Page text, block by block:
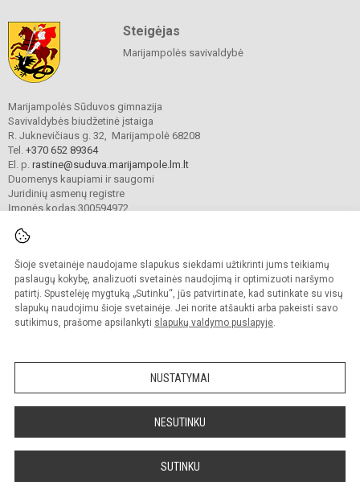
Šioje svetainėje naudojame slapukus siekdami užtikrinti jums teikiamų
paslaugų kokybę, analizuoti svetainės naudojimą ir optimizuoti naršymo
patirtį. Spustelėję mygtuką „Sutinku“, jūs patvirtinate, kad sutinkate su visų
slapukų naudojimu šioje svetainėje. Jei norite atšaukti arba pakeisti savo
sutikimus, prašome apsilankyti slapukų valdymo puslapyje.
NUSTATYMAI
NESUTINKU
SUTINKU
Steigėjas
Marijampolės savivaldybė
Marijampolės Sūduvos gimnazija
Savivaldybės biudžetinė įstaiga
R. Juknevičiaus g. 32, Marijampolė 68208
Tel. +370 652 89364
El. p. rastine@suduva.marijampole.lm.lt
Duomenys kaupiami ir saugomi
Juridinių asmenų registre
Įmonės kodas 300594972
© 2024. Marijampolės Sūduvos gimnazija. Visos teisės saugomos.
Kopijuoti turinį be raštiško įstaigos administracijos sutikimo griežtai draudžiama.
Prieinamumo paraiška Slapukų valdymas
Sumanus būdas atnaujinti